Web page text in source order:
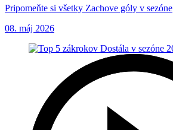
Pripomeňte si všetky Zachove góly v sezóne
08. máj 2026